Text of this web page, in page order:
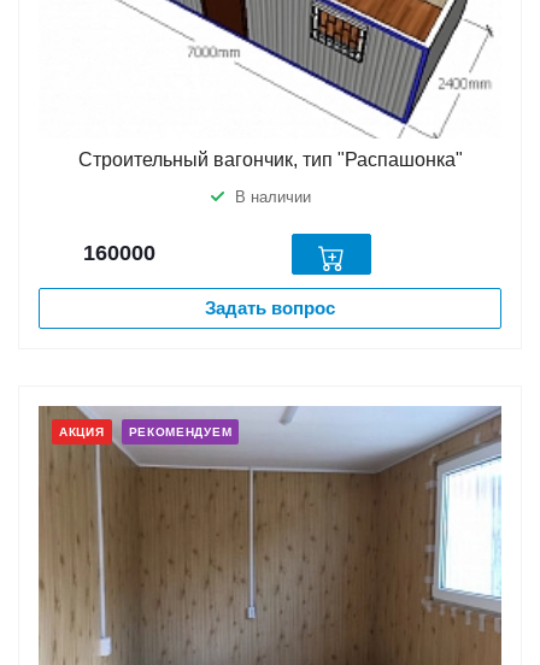
Строительный вагончик, тип "Распашонка"
В наличии
160000
Задать вопрос
АКЦИЯ РЕКОМЕНДУЕМ